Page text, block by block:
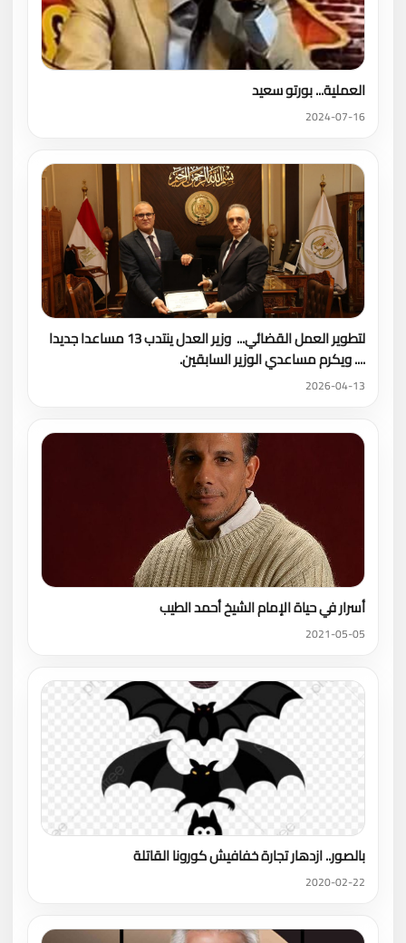
العملية... بورتو سعيد
2024-07-16
لتطوير العمل القضائي... وزير العدل ينتدب 13 مساعدا جديدا
.... ويكرم مساعدي الوزير السابقين.
2026-04-13
أسرار في حياة الإمام الشيخ أحمد الطيب
2021-05-05
بالصور.. ازدهار تجارة خفافيش كورونا القاتلة
2020-02-22